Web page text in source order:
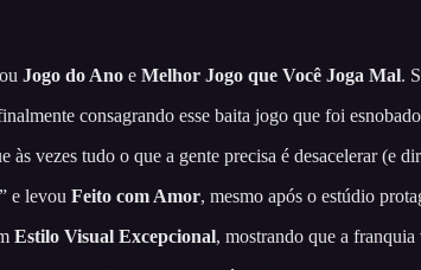
Jogo do Ano e Melhor Jogo que Você Joga Mal.
consagrando esse baita jogo que foi
às vezes tudo o que a gente precisa é desacelerar (e
e levou Feito com Amor, mesmo após o estúdio
Estilo Visual Excepcional, mostrando que a